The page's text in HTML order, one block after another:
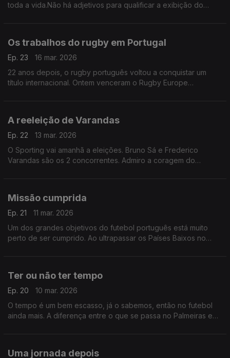
toda a vida.Não há adjetivos para qualificar a exibição do
Os trabalhos do rugby em Portugal
Ep. 23
16 mar. 2026
22 anos depois, o rugby português voltou a conquistar um
título internacional. Ontem venceram o Rugby Europe
A reeleição de Varandas
Ep. 22
13 mar. 2026
O Sporting vai amanhã a eleições. Bruno Sá e Frederico
Varandas são os 2 concorrentes. Admiro a coragem do
Missão cumprida
Ep. 21
11 mar. 2026
Um dos grandes objetivos do futebol português está muito
perto de ser cumprido. Ao ultrapassar os Países Baixos no
Ter ou não ter tempo
Ep. 20
10 mar. 2026
O tempo é um bem escasso, já o sabemos, então no futebol
ainda mais. A diferença entre o que se passa no Palmeiras e
Uma jornada depois